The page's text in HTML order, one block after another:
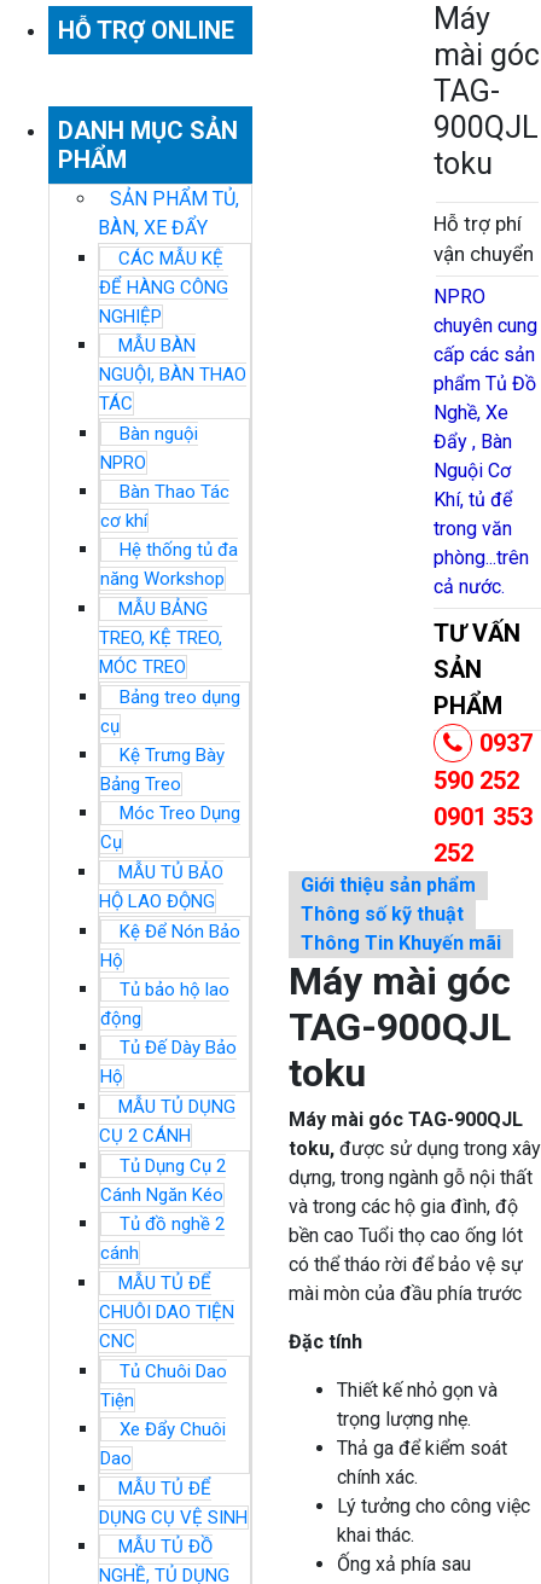
HỖ TRỢ ONLINE
DANH MỤC SẢN
PHẨM
SẢN PHẨM TỦ,
BÀN, XE ĐẨY
CÁC MẪU KỆ
ĐỂ HÀNG CÔNG
NGHIỆP
MẪU BÀN
NGUỘI, BÀN THAO
TÁC
Bàn nguội
NPRO
Bàn Thao Tác
cơ khí
Hệ thống tủ đa
năng Workshop
MẪU BẢNG
TREO, KỆ TREO,
MÓC TREO
Bảng treo dụng
cụ
Kệ Trưng Bày
Bảng Treo
Móc Treo Dụng
Cụ
MẪU TỦ BẢO
HỘ LAO ĐỘNG
Kệ Để Nón Bảo
Hộ
Tủ bảo hộ lao
động
Tủ Đế Dày Bảo
Hộ
MẪU TỦ DỤNG
CỤ 2 CÁNH
Tủ Dụng Cụ 2
Cánh Ngăn Kéo
Tủ đồ nghề 2
cánh
MẪU TỦ ĐỂ
CHUÔI DAO TIỆN
CNC
Tủ Chuôi Dao
Tiện
Xe Đẩy Chuôi
Dao
MẪU TỦ ĐỂ
DỤNG CỤ VỆ SINH
MẪU TỦ ĐỒ
NGHỀ, TỦ DỤNG
Máy
mài góc
TAG-
900QJL
toku
Hỗ trợ phí
vận chuyển
NPRO
chuyên cung
cấp các sản
phẩm Tủ Đồ
Nghề, Xe
Đẩy , Bàn
Nguội Cơ
Khí, tủ để
trong văn
phòng...trên
cả nước.
TƯ VẤN
SẢN
PHẨM
0937
590 252
0901 353
252
Giới thiệu sản phẩm
Thông số kỹ thuật
Thông Tin Khuyến mãi
Máy mài góc
TAG-900QJL
toku
Máy mài góc TAG-900QJL
toku, được sử dụng trong xây
dựng, trong ngành gỗ nội thất
và trong các hộ gia đình, độ
bền cao Tuổi thọ cao ống lót
có thể tháo rời để bảo vệ sự
mài mòn của đầu phía trước
Đặc tính
Thiết kế nhỏ gọn và
trọng lượng nhẹ.
Thả ga để kiểm soát
chính xác.
Lý tưởng cho công việc
khai thác.
Ống xả phía sau